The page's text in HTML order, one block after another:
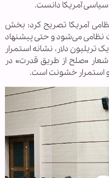
آمریکا دانست.
آمریکا تصریح کرد: بخش
نظامی می‌شود و حتی پیشنهاد
دلار، نشانه استمرار
«صلح از طریق قدرت» در
استمرار خشونت است.